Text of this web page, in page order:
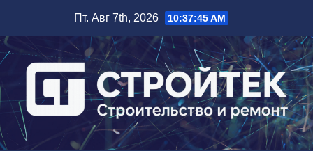
содержимому
Пт. Авг 7th, 2026 10:37:46 AM